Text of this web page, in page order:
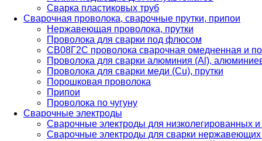
Сварка пластиковых труб
Сварочная проволока, сварочные прутки, припои
Нержавеющая проволока, прутки
Проволока для сварки под флюсом
СВ08Г2С проволока сварочная омедненная и
Проволока для сварки алюминия (Al),
Проволока для сварки меди (Cu), прутки
Порошковая проволока
Припои
Проволока по чугуну
Сварочные электроды
Сварочные электроды для низколегированных и
Сварочные электроды для сварки